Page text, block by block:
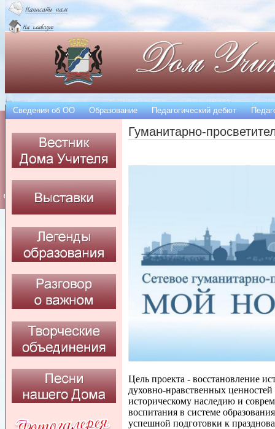
Гуманитарно-
Цель проекта - восстановление
духовно-нравственных
историческому наследию и
воспитания в системе
успешной подготовки к
Сведения об OO Образование Педагогический дебют